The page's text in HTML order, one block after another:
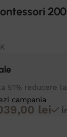
51% reducere
campania
lei